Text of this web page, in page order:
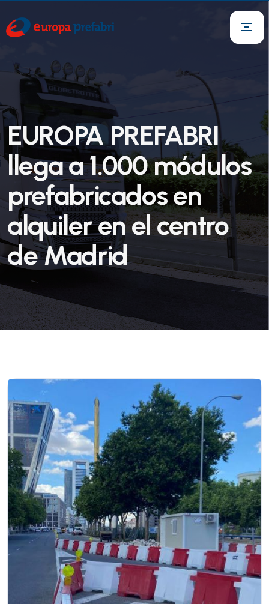
EUROPA PREFABRI
llega a 1.000 módulos
prefabricados en
alquiler en el centro
de Madrid